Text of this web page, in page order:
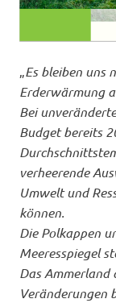
Es bleiben uns
Erderwärmung
Bei
Budget bereits
verheerende
Umwelt und
können.
Die Polkappen
Meeresspiegel
Das Ammerland
Veränderungen